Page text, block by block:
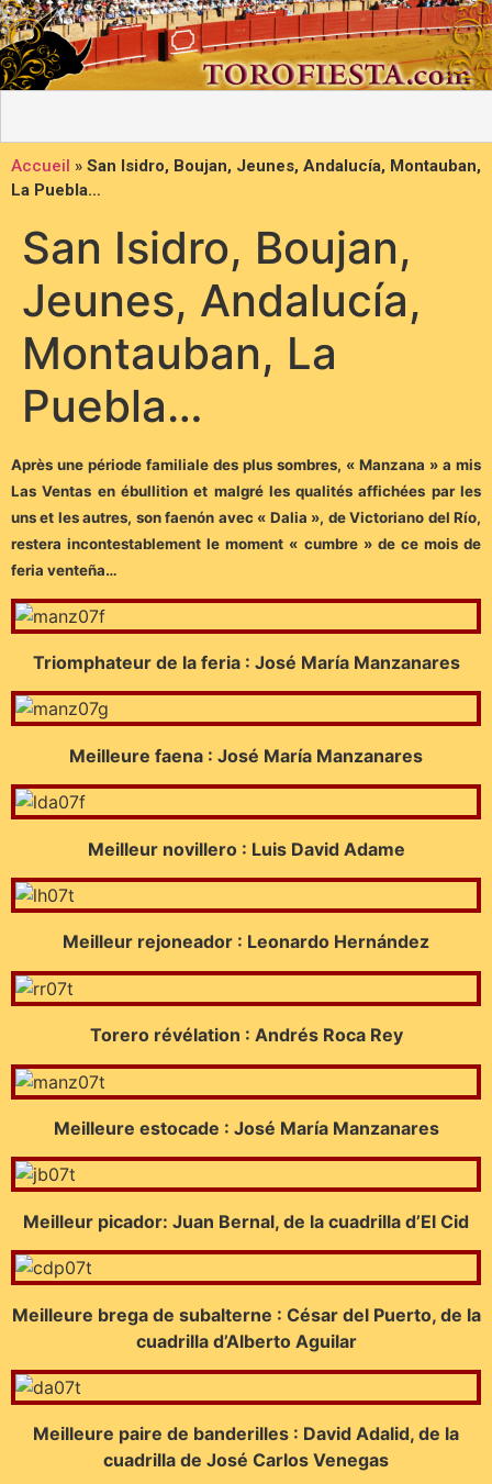
Accueil » San Isidro, Boujan, Jeunes, Andalucía, Montauban,
La Puebla…
San Isidro, Boujan,
Jeunes, Andalucía,
Montauban, La
Puebla…
Après une période familiale des plus sombres, « Manzana » a mis
Las Ventas en ébullition et malgré les qualités affichées par les
uns et les autres, son faenón avec « Dalia », de Victoriano del Río,
restera incontestablement le moment « cumbre » de ce mois de
feria venteña…
Triomphateur de la feria : José María Manzanares
Meilleure faena : José María Manzanares
Meilleur novillero : Luis David Adame
Meilleur rejoneador : Leonardo Hernández
Torero révélation : Andrés Roca Rey
Meilleure estocade : José María Manzanares
Meilleur picador: Juan Bernal, de la cuadrilla d’El Cid
Meilleure brega de subalterne : César del Puerto, de la
cuadrilla d’Alberto Aguilar
Meilleure paire de banderilles : David Adalid, de la
cuadrilla de José Carlos Venegas